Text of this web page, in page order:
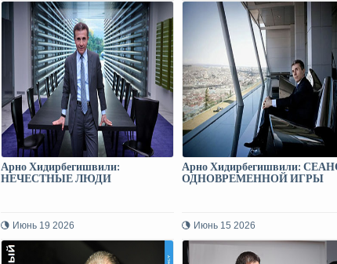
Арно Хидирбегишвили:
НЕЧЕСТНЫЕ ЛЮДИ
Июнь 19 2026
Арно Хидирбегишвили:
ОДНОВРЕМЕННОЙ ИГРЫ
Июнь 15 2026